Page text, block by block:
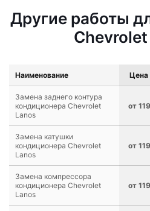
Другие работы
Наименование Цена
Замена заднего контура
кондиционера Chevrolet
Lanos
от
Замена катушки
кондиционера Chevrolet
Lanos
от
Замена компрессора
кондиционера Chevrolet
Lanos
от